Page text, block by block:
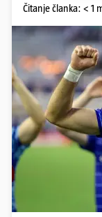
Čitanje članka: < 1